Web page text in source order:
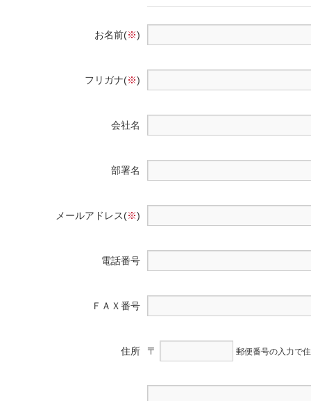
お名前(※)
フリガナ(※)
会社名
部署名
メールアドレス(※)
電話番号
ＦＡＸ番号
住所 〒 郵便番号の入力で